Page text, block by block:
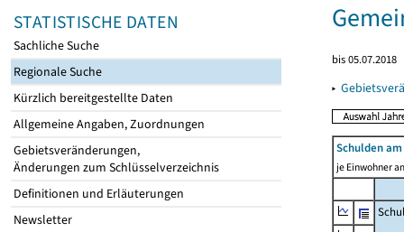
STATISTISCHE DATEN
Sachliche Suche
Regionale Suche
Kürzlich bereitgestellte Daten
Allgemeine Angaben, Zuordnungen
Gebietsveränderungen,
Änderungen zum Schlüsselverzeichnis
Definitionen und Erläuterungen
Newsletter
bis 05.07.2018
▸
Schulden
je Einwohner